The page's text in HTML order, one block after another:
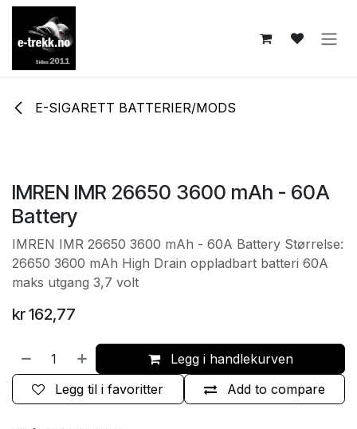
Skip to Content
E-SIGARETT BATTERIER/MODS
IMREN IMR 26650 3600 mAh - 60A
Battery
IMREN IMR 26650 3600 mAh - 60A Battery Størrelse:
26650 3600 mAh High Drain oppladbart batteri 60A
maks utgang 3,7 volt
kr162,77
Legg i handlekurven
Add to compare
Legg til i favoritter